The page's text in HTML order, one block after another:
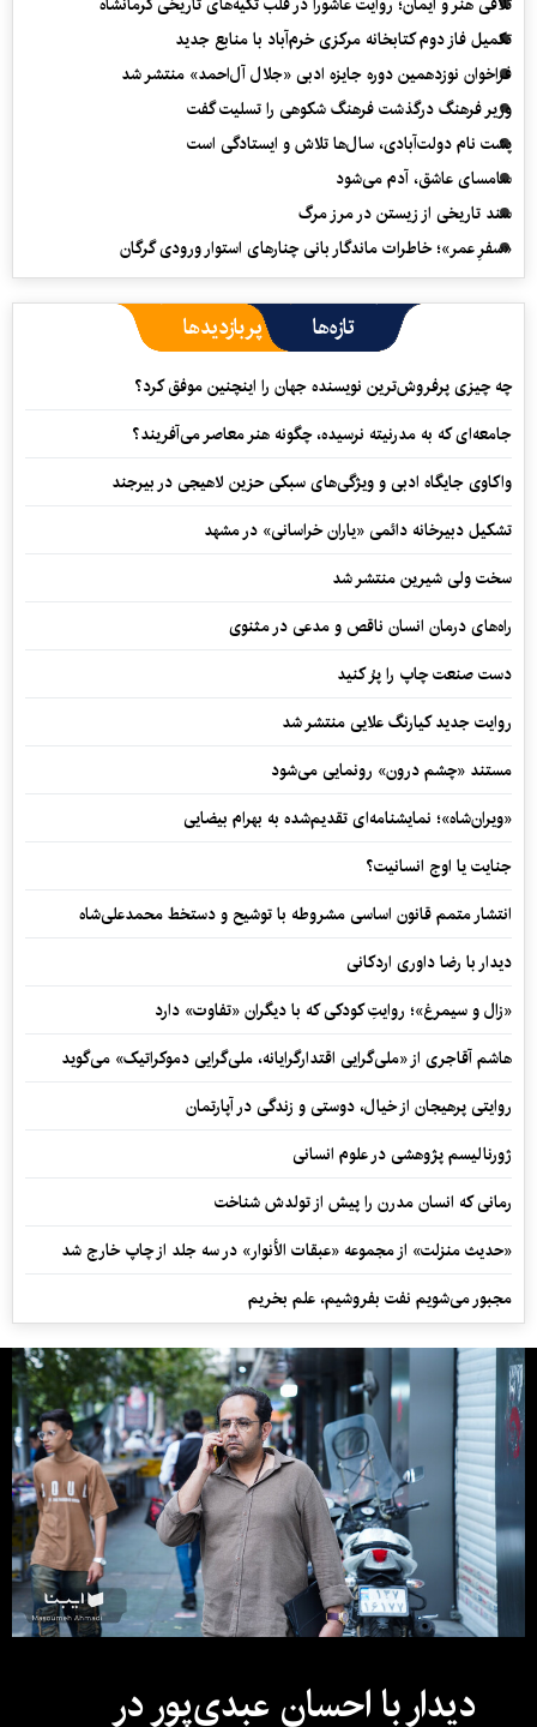
تکمیل فاز دوم کتابخانه مرکزی خرم‌آباد با منابع جدید
فراخوان نوزدهمین دوره جایزه ادبی «جلال آل‌احمد» منتشر شد
وزیر فرهنگ درگذشت فرهنگ شکوهی را تسلیت گفت
پشت نام دولت‌آبادی، سال‌ها تلاش و ایستادگی است
سامسای عاشق، آدم می‌شود
سند تاریخی از زیستن در مرز مرگ
«سفرِ عمر»؛ خاطرات ماندگار بانی چنارهای استوار ورودی گرگان
تازه‌ها پربازدیدها
چه چیزی پرفروش‌ترین نویسنده جهان را اینچنین موفق کرد؟
جامعه‌ای که به مدرنیته نرسیده، چگونه هنر معاصر می‌آفریند؟
واکاوی جایگاه ادبی و ویژگی‌های سبکی حزین لاهیجی در بیرجند
تشکیل دبیرخانه دائمی «یاران خراسانی» در مشهد
سخت ولی شیرین منتشر شد
راه‌های درمان انسان ناقص و مدعی در مثنوی
دست صنعت چاپ را پرُ کنید
روایت جدید کیارنگ علایی منتشر شد
مستند «چشم درون» رونمایی می‌شود
«ویران‌شاه»؛ نمایشنامه‌ای تقدیم‌شده به بهرام بیضایی
جنایت یا اوج انسانیت؟
انتشار متمم قانون اساسی مشروطه با توشیح و دستخط محمدعلی‌شاه
دیدار با رضا داوری اردکانی
«زال و سیمرغ»؛ روایتِ کودکی که با دیگران «تفاوت» دارد
هاشم آقاجری از «ملی‌گرایی اقتدارگرایانه، ملی‌گرایی دموکراتیک» می‌گوید
روایتی پرهیجان از خیال، دوستی و زندگی در آپارتمان
ژورنالیسم پژوهشی در علوم انسانی
رمانی که انسان مدرن را پیش از تولدش شناخت
«حدیث منزلت» از مجموعه «عبقات الأنوار» در سه جلد از چاپ خارج شد
مجبور می‌شویم نفت بفروشیم، علم بخریم
دیدار با احسان عبدی‌پور در